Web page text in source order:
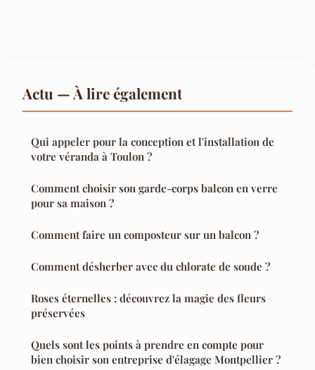
Actu — À lire également
Qui appeler pour la conception et l'installation de
votre véranda à Toulon ?
Comment choisir son garde-corps balcon en verre
pour sa maison ?
Comment faire un composteur sur un balcon ?
Comment désherber avec du chlorate de soude ?
Roses éternelles : découvrez la magie des fleurs
préservées
Quels sont les points à prendre en compte pour
bien choisir son entreprise d'élagage Montpellier ?